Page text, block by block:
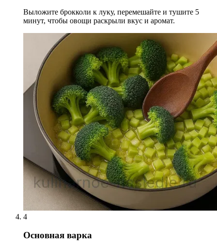
Выложите брокколи к луку, перемешайте и тушите 5
минут, чтобы овощи раскрыли вкус и аромат.
4
Основная варка